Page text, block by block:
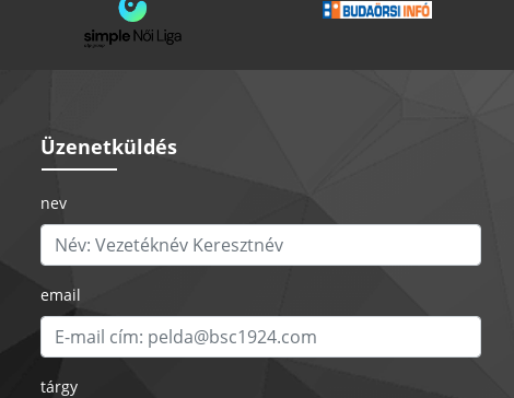
Üzenetküldés
nev
email
tárgy